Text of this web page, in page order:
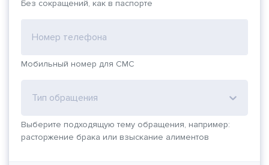
Без сокращений, как в паспорте
Номер телефона
Мобильный номер для СМС
Тип обращения
Выберите подходящую тему обращения, например:
расторжение брака или взыскание алиментов